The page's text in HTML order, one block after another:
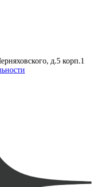
д.5 корп.1